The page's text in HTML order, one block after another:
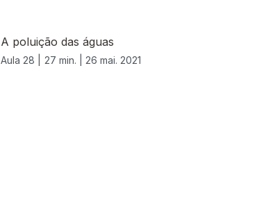
A poluição das águas
Aula 28 | 27 min. | 26 mai. 2021